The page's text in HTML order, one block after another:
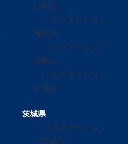
白石店
イエステーション
角田店
イエステーション
塩竈店
イエステーション
石巻店
茨城県
イエステーション
北茨城店